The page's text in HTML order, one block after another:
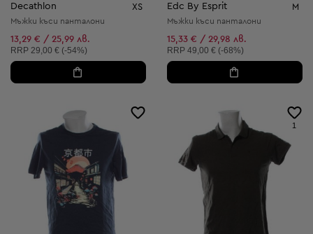
Decathlon XS
Мъжки къси панталони
13,29 € / 25,99 лв.
Препоръчителна цена:
RRP 29,00 € (-54%)
Edc By Esprit M
Мъжки къси панталони
15,33 € / 29,98 лв.
Препоръчителна цена:
RRP 49,00 € (-68%)
1